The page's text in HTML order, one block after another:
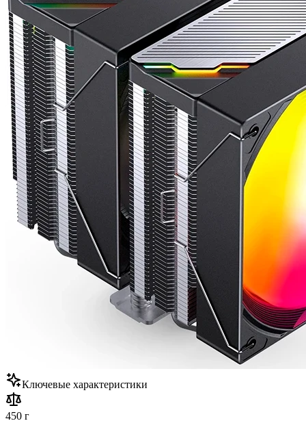
Ключевые характеристики
450 г